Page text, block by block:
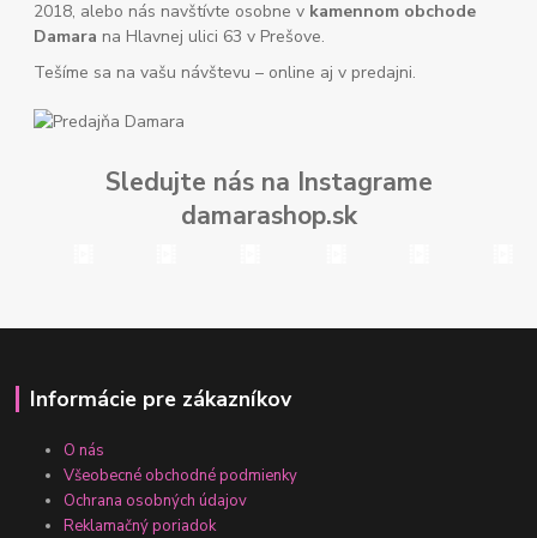
2018, alebo nás navštívte osobne v kamennom obchode
Damara na Hlavnej ulici 63 v Prešove.
Tešíme sa na vašu návštevu – online aj v predajni.
Sledujte nás na Instagrame
damarashop.sk
Informácie pre zákazníkov
O nás
Všeobecné obchodné podmienky
Ochrana osobných údajov
Reklamačný poriadok